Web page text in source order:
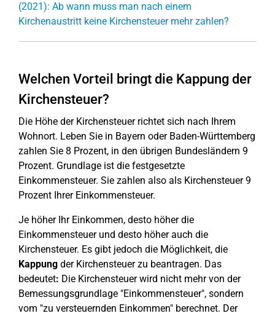
(2021): Ab wann muss man nach einem
Kirchenaustritt keine Kirchensteuer mehr zahlen?
Welchen Vorteil bringt die Kappung der
Kirchensteuer?
Die Höhe der Kirchensteuer richtet sich nach Ihrem
Wohnort. Leben Sie in Bayern oder Baden-Württemberg
zahlen Sie 8 Prozent, in den übrigen Bundesländern 9
Prozent. Grundlage ist die festgesetzte
Einkommensteuer. Sie zahlen also als Kirchensteuer 9
Prozent Ihrer Einkommensteuer.
Je höher Ihr Einkommen, desto höher die
Einkommensteuer und desto höher auch die
Kirchensteuer. Es gibt jedoch die Möglichkeit, die
Kappung der Kirchensteuer zu beantragen. Das
bedeutet: Die Kirchensteuer wird nicht mehr von der
Bemessungsgrundlage "Einkommensteuer", sondern
vom "zu versteuernden Einkommen" berechnet. Der